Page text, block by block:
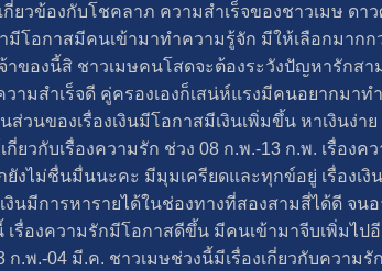
ยวข้องกับโชคลาภ ความสำเร็จของชาวเมษ ดา
ามีโอกาสมีคนเข้ามาทำความรู้จัก มีให้เลือกมา
ของนี้สิ ชาวเมษคนโสดจะต้องระวังปัญหารักสา
มสำเร็จดี คู่ครองเองก็เสน่ห์แรงมีคนอยากมาท
นของเรื่องเงินมีโอกาสมีเงินเพิ่มขึ้น หาเงินง่าย
กี่ยวกับเรื่องความรัก ช่วง 08 ก.พ.-13 ก.พ. เรื่อ
ไม่ชื่นมื่นนะคะ มีมุมเครียดและทุกข์อยู่ เรื่องเงิน
นมีการหารายได้ในช่องทางที่สองสามสี่ได้ดี จน
เรื่องความรักมีโอกาสดีขึ้น มีคนเข้ามาจีบเพิ่มไ
ก.พ.-04 มี.ค. ชาวเมษช่วงนี้มีเรื่องเกี่ยวกับความ